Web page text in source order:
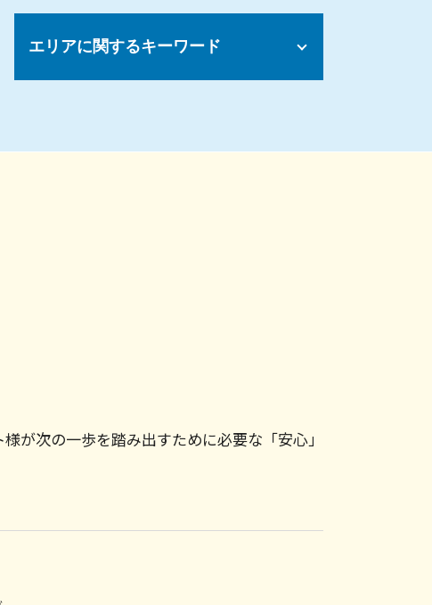
相続 調停 取り下げ
遺言執行者 相続人
公正証書遺言 無効にしたい
遺産分割協議がまとまらない
エリアに関するキーワード
労務問題 弁護士 相談 横浜市
債権回収 菊名
が次の一歩を踏み出すために必要な「安心」